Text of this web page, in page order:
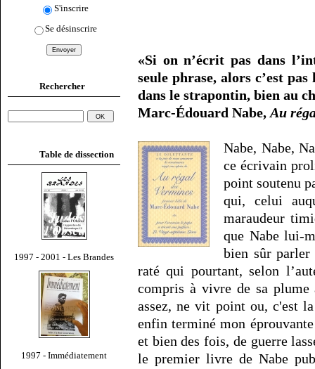
S'inscrire
Se désinscrire
Rechercher
Table de dissection
1997 - 2001 - Les Brandes
1997 - Immédiatement
«Si on n’écrit pas dans
seule phrase, alors c’est
dans le strapontin, bien au
Marc-Édouard Nabe, Au
Nabe, Nabe,
ce écrivain
point soutenu
qui, celui
maraudeur
que Nabe lui-
bien sûr
raté qui pourtant, selon
compris à vivre de sa
assez, ne vit point ou, c'est
enfin terminé mon
et bien des fois, de guerre
le premier livre de Nabe